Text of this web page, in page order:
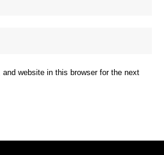
website in this browser for the next